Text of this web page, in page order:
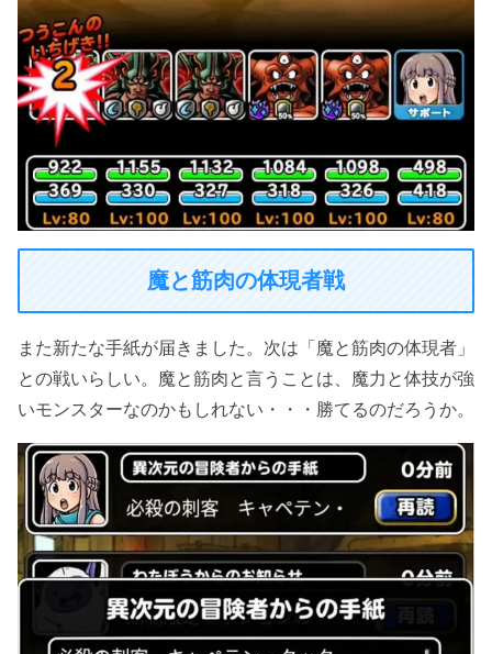
魔と筋肉の体現者戦
また新たな手紙が届きました。次は「魔と筋肉の体現者」
との戦いらしい。魔と筋肉と言うことは、魔力と体技が強
いモンスターなのかもしれない・・・勝てるのだろうか。